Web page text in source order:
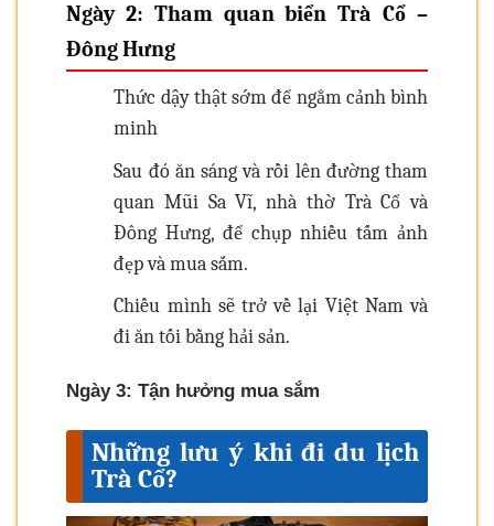
Ngày 2: Tham quan biển Trà Cổ –
Đông Hưng
Thức dậy thật sớm để ngẳm cảnh bình
minh
Sau đó ăn sáng và rồi lên đường tham
quan Mũi Sa Vĩ, nhà thờ Trà Cổ và
Đông Hưng, để chụp nhiều tấm ảnh
đẹp và mua sắm.
Chiều mình sẽ trở về lại Việt Nam và
đi ăn tối bằng hải sản.
Ngày 3: Tận hưởng mua sắm
Những lưu ý khi đi du lịch
Trà Cổ?